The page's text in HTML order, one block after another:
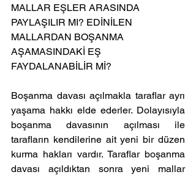
MALLAR EŞLER ARASINDA
PAYLAŞILIR MI? EDİNİLEN
MALLARDAN BOŞANMA
AŞAMASINDAKİ EŞ
FAYDALANABİLİR Mİ?
Boşanma davası açılmakla taraflar ayrı
yaşama hakkı elde ederler. Dolayısıyla
boşanma davasının açılması ile
tarafların kendilerine ait yeni bir düzen
kurma hakları vardır. Taraflar boşanma
davası açıldıktan sonra yeni mallar